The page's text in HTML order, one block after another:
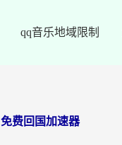
qq音乐地域限制
免费回国加速器